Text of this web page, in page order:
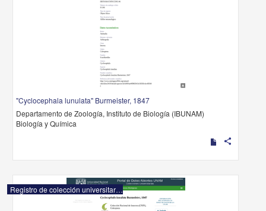
"Cyclocephala lunulata" Burmeister, 1847
Departamento de Zoología, Instituto de Biología (IBUNAM)
Biología y Química
share
Registro de colección universitaria